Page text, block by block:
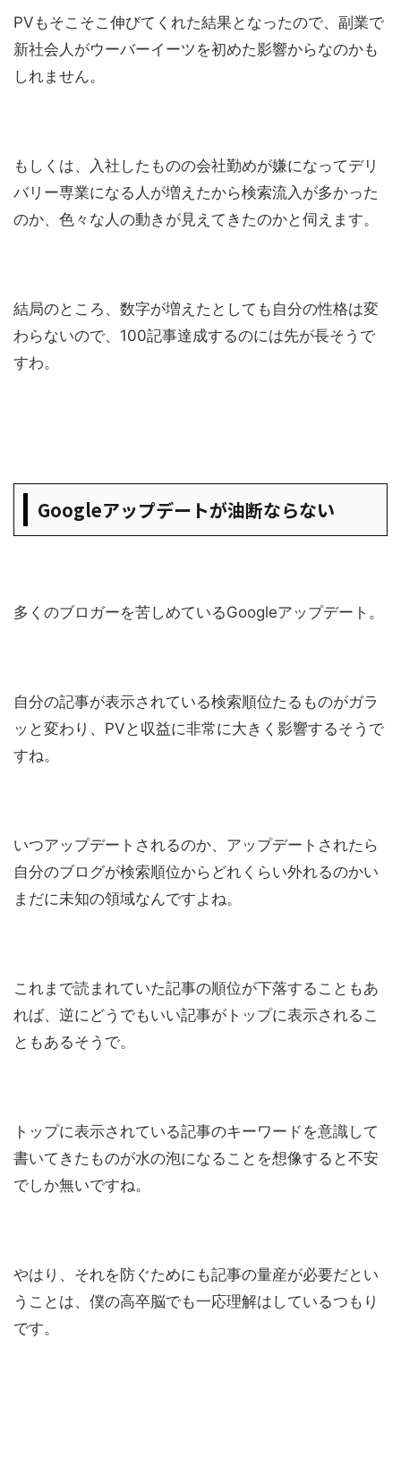
PVもそこそこ伸びてくれた結果となったので、副業で
新社会人がウーバーイーツを初めた影響からなのかも
しれません。
もしくは、入社したものの会社勤めが嫌になってデリ
バリー専業になる人が増えたから検索流入が多かった
のか、色々な人の動きが見えてきたのかと伺えます。
結局のところ、数字が増えたとしても自分の性格は変
わらないので、100記事達成するのには先が長そうで
すわ。
Googleアップデートが油断ならない
多くのブロガーを苦しめているGoogleアップデート。
自分の記事が表示されている検索順位たるものがガラ
ッと変わり、PVと収益に非常に大きく影響するそうで
すね。
いつアップデートされるのか、アップデートされたら
自分のブログが検索順位からどれくらい外れるのかい
まだに未知の領域なんですよね。
これまで読まれていた記事の順位が下落することもあ
れば、逆にどうでもいい記事がトップに表示されるこ
ともあるそうで。
トップに表示されている記事のキーワードを意識して
書いてきたものが水の泡になることを想像すると不安
でしか無いですね。
やはり、それを防ぐためにも記事の量産が必要だとい
うことは、僕の高卒脳でも一応理解はしているつもり
です。